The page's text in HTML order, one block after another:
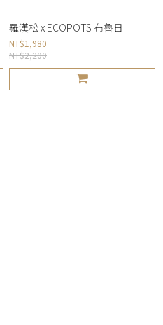
羅漢松 x ECOPOTS 布魯日
NT$1,980
NT$2,200